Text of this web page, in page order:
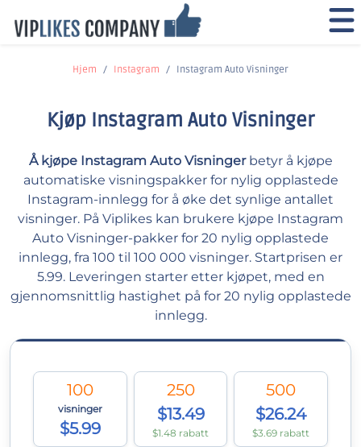
Hjem Instagram Instagram Auto Visninger
Kjøp Instagram Auto Visninger
Å kjøpe Instagram Auto Visningerbetyr å kjøpe
automatiske visningspakker for nylig opplastede
Instagram-innlegg for å øke det synlige antallet
visninger. På Viplikes kan brukere kjøpe Instagram
Auto Visninger-pakker for 20 nylig opplastede
innlegg, fra 100 til 100 000 visninger. Startprisen er
5.99. Leveringen starter etter kjøpet, med en
gjennomsnittlig hastighet på for 20 nylig opplastede
innlegg.
100
visninger
$5.99
250
$13.49
$1.48 rabatt
500
$26.24
$3.69 rabatt